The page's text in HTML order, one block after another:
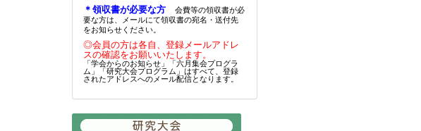
＊領収書が必要な方
会費等の領収書が必
要な方は、メールにて領収書の宛名・送付先
をお知らせください。
◎会員の方は各自、登録メールアドレ
スの確認をお願いいたします。
「学会からのお知らせ」「六月集会プログラ
ム」「研究大会プログラム」はすべて、登録
されたアドレスへのメール配信となります。